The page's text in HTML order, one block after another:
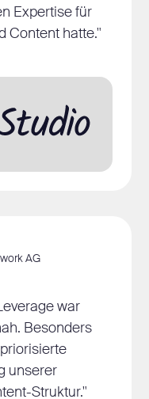
Expertise für
Content hatte."
AG
war
Besonders
unserer
Struktur."